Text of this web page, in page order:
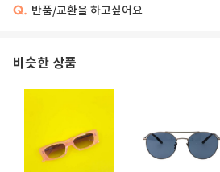
Q. 반품/교환을 하고싶어요
비슷한 상품